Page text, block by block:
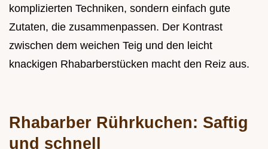
komplizierten Techniken, sondern einfach gute
Zutaten, die zusammenpassen. Der Kontrast
zwischen dem weichen Teig und den leicht
knackigen Rhabarberstücken macht den Reiz aus.
Rhabarber Rührkuchen: Saftig
und schnell